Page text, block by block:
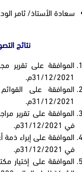
سعادة الأستاذ/ ثامر
نتائج
الموافقة على تقرير
31/12/2021م.
الموافقة على
31/12/2021م.
الموافقة على تقرير
في 31/12/2021م.
الموافقة على إبراء
في 31/12/2021م.
الموافقة على إختيار